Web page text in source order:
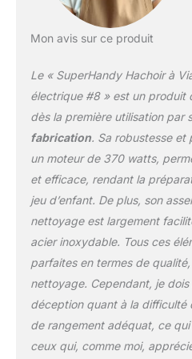
et
ET
de
Mon avis sur ce produit
Le « SuperHandy Hachoir à
électrique #8 » est un produit
dès la première utilisation par
fabrication. Sa robustesse et
un moteur de 370 watts,
et efficace, rendant la
jeu d’enfant. De plus, son
nettoyage est largement
acier inoxydable. Tous ces
parfaites en termes de
nettoyage. Cependant, je
déception quant à la difficulté
de rangement adéquat, ce
ceux qui, comme moi,